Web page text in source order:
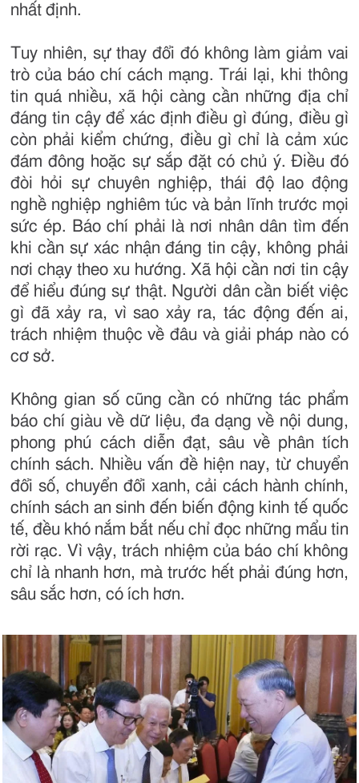
nhất định.
Tuy nhiên, sự thay đổi đó không làm giảm vai
trò của báo chí cách mạng. Trái lại, khi thông
tin quá nhiều, xã hội càng cần những địa chỉ
đáng tin cậy để xác định điều gì đúng, điều gì
còn phải kiểm chứng, điều gì chỉ là cảm xúc
đám đông hoặc sự sắp đặt có chủ ý. Điều đó
đòi hỏi sự chuyên nghiệp, thái độ lao động
nghề nghiệp nghiêm túc và bản lĩnh trước mọi
sức ép. Báo chí phải là nơi nhân dân tìm đến
khi cần sự xác nhận đáng tin cậy, không phải
nơi chạy theo xu hướng. Xã hội cần nơi tin cậy
để hiểu đúng sự thật. Người dân cần biết việc
gì đã xảy ra, vì sao xảy ra, tác động đến ai,
trách nhiệm thuộc về đâu và giải pháp nào có
cơ sở.
Không gian số cũng cần có những tác phẩm
báo chí giàu về dữ liệu, đa dạng về nội dung,
phong phú cách diễn đạt, sâu về phân tích
chính sách. Nhiều vấn đề hiện nay, từ chuyển
đổi số, chuyển đổi xanh, cải cách hành chính,
chính sách an sinh đến biến động kinh tế quốc
tế, đều khó nắm bắt nếu chỉ đọc những mẩu tin
rời rạc. Vì vậy, trách nhiệm của báo chí không
chỉ là nhanh hơn, mà trước hết phải đúng hơn,
sâu sắc hơn, có ích hơn.